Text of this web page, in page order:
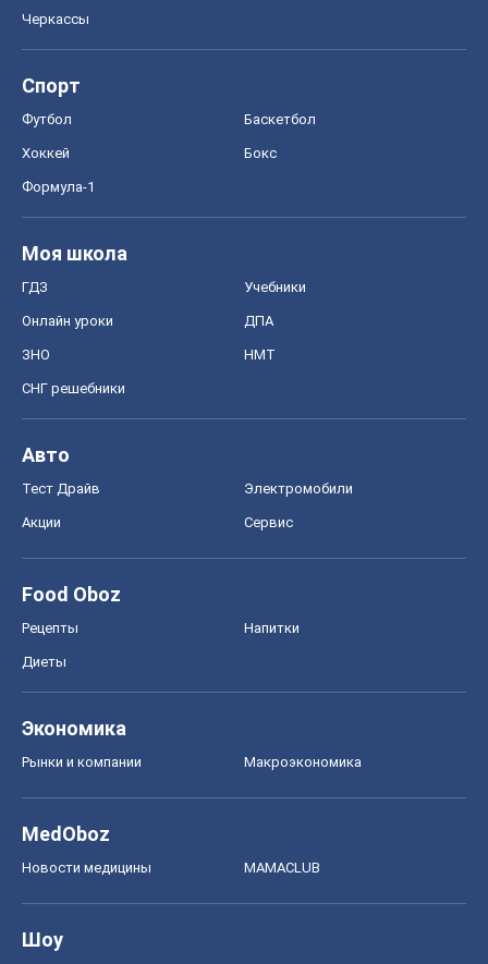
Черкассы
Спорт
Футбол Баскетбол
Хоккей Бокс
Формула-1
Моя школа
ГДЗ Учебники
Онлайн уроки ДПА
ЗНО НМТ
СНГ решебники
Авто
Тест Драйв Электромобили
Акции Сервис
Food Oboz
Рецепты Напитки
Диеты
Экономика
Рынки и компании Mакроэкономика
MedOboz
Новости медицины MAMACLUB
Шоу